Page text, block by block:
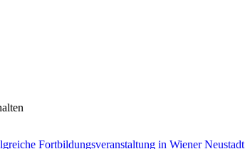
Fortbildungsveranstaltung in Wiener Neustadt